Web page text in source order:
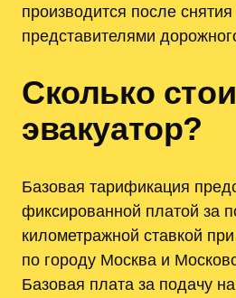
производится после
представителями
Сколько
эвакуатор?
Базовая тарификация
фиксированной платой за
километражной ставкой
по городу Москва и
Базовая плата за подачу